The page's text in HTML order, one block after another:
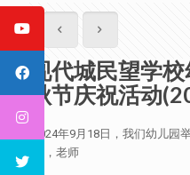
现代城民望学
秋节庆祝活动
2024年9月18日，我们幼儿园
始，老师